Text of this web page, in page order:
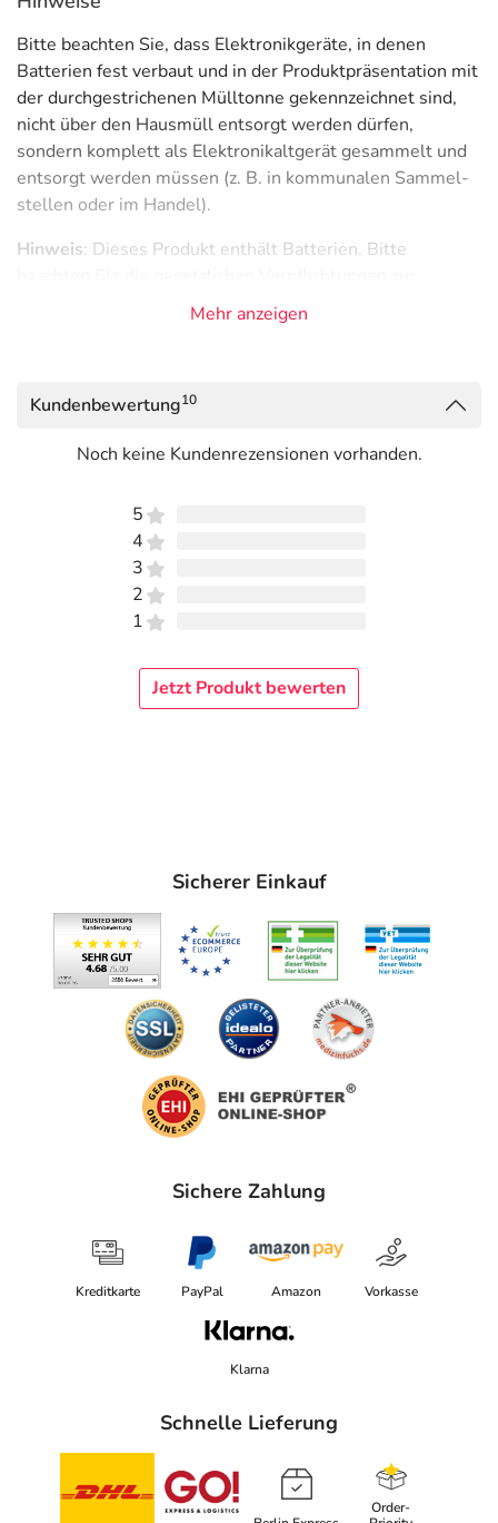
Bitte beachten Sie, dass Elektronikgeräte, in denen
Batterien fest verbaut und in der Produktpräsentation mit
der durchgestrichenen Mülltonne gekennzeichnet sind,
nicht über den Hausmüll entsorgt werden dürfen,
sondern komplett als Elektronikaltgerät gesammelt und
entsorgt werden müssen (z. B. in kommunalen Sammel­
stellen oder im Handel).
Hinweis: Dieses Produkt enthält Batterien. Bitte
„Entsorgung und Rücknahme von Elektro- und
Elektronikgeräten und Batterien“ für Endverbraucher.
83623 Dietramszell-Linden
elektronische Adresse: https://medesign.de/ |
order@medesign.de
PDF des Beipackzettelskönnen Sie sich oben
Mehr anzeigen
Kundenbewertung10
Noch keine Kundenrezensionen vorhanden.
5
4
3
2
1
Jetzt Produkt bewerten
Sicherer Einkauf
Sichere Zahlung
Kreditkarte PayPal Amazon Vorkasse
Klarna
Schnelle Lieferung
Order-